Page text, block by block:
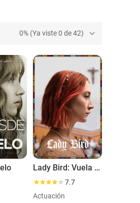
0% (Ya viste 0 de 42)
Lady Bird: Vuela a casa
7.7
Actuación